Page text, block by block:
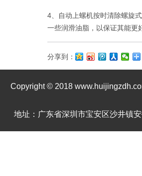
4、自动上螺机按时清除螺旋
一些润滑油脂，以保证其能更
分享到：
Copyright © 2018
地址：广东省深圳市宝安区沙井镇